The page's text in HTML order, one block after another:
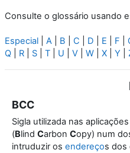
Consulte o glossário usando
Especial A B C D E F
Q
R S T U V W X Y
BCC
Sigla utilizada nas
(Blind Carbon Copy) num
intruduzir os endereços dos